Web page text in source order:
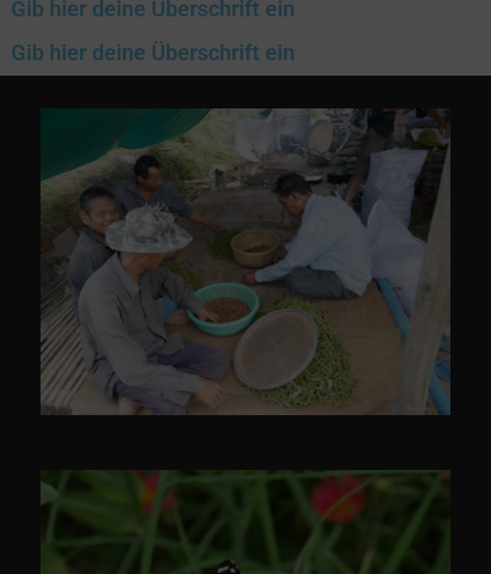
Gib hier deine Überschrift ein
Gib hier deine Überschrift ein